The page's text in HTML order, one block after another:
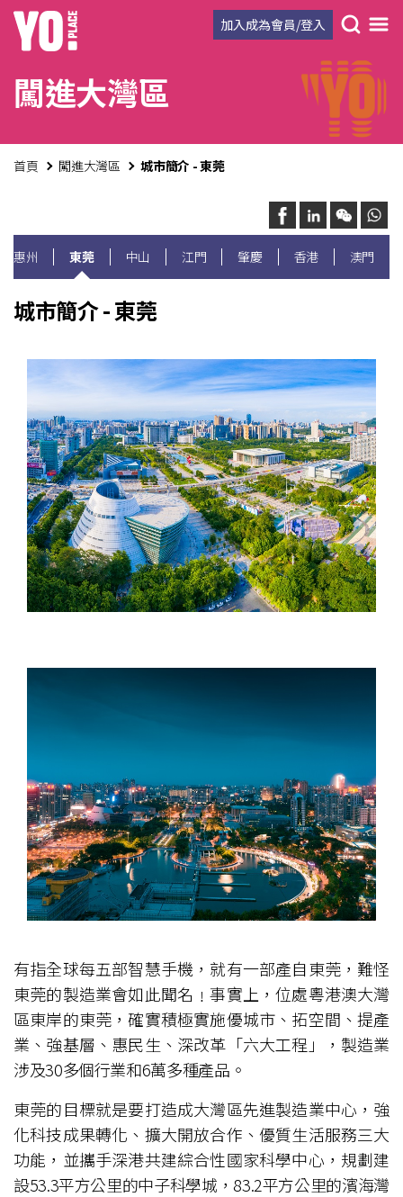
加入成為會員/登入
闖進大灣區
首頁 闖進大灣區 城市簡介 - 東莞
惠州 東莞 中山 江門 肇慶 香港 澳門
城市簡介 - 東莞
有指全球每五部智慧手機，就有一部產自東莞，難怪
東莞的製造業會如此聞名﹗事實上，位處粵港澳大灣
區東岸的東莞，確實積極實施優城市、拓空間、提產
業、強基層、惠民生、深改革「六大工程」，製造業
涉及30多個行業和6萬多種產品。
東莞的目標就是要打造成大灣區先進製造業中心，強
化科技成果轉化、擴大開放合作、優質生活服務三大
功能，並攜手深港共建綜合性國家科學中心，規劃建
設53.3平方公里的中子科學城，83.2平方公里的濱海灣